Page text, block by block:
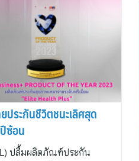
ประกันชีวิตชนะเลิศสุด
ซ้อน
ปลื้มผลิตภัณฑ์ประกัน